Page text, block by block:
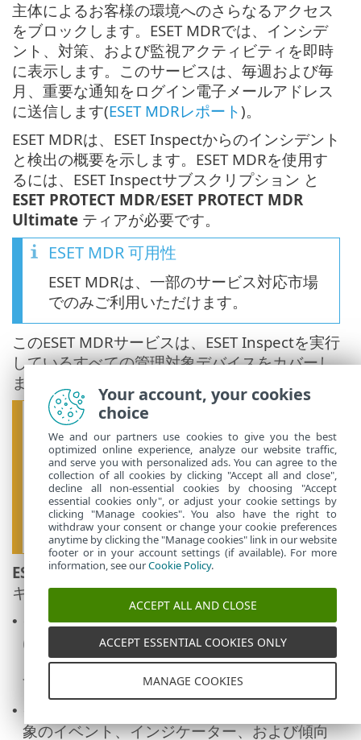
主体によるお客様の環境へのさらなるアクセス
をブロックします。ESET MDRでは、インシデ
ント、対策、および監視アクティビティを即時
に表示します。このサービスは、毎週および毎
月、重要な通知をログイン電子メールアドレス
に送信します(ESET MDRレポート)。
ESET MDRは、ESET Inspectからのインシデント
と検出の概要を示します。ESET MDRを使用す
るには、ESET Inspectサブスクリプション と
ESET PROTECT MDR/ESET PROTECT MDR
Ultimate ティアが必要です。
ESET MDR 可用性
ESET MDRは、一部のサービス対応市場
でのみご利用いただけます。
このESET MDRサービスは、ESET Inspectを実行
しているすべての管理対象デバイスをカバーし
ます。
ダッシュボードで
には、次の権限セットが必要です。
• ESET Inspectへのアクセス—読み取り
ESET InspectとESET PROTECTで、カスタ
マイズされた権限セットに基づいてタイ
ル内のデータを表示できます。
ESET MDRダッシュボードは、現在の顧客のセ
キュリティ状況に自動的に適応します。
•
インシデントが発生すると、ダッシュボード
はインシデントの解決に重点を置き、ネット
ワークで発生したことをハイライト表示しま
す。
•
象のイベント、インジケーター、および傾向
Your account, your cookies
choice
We and our partners use cookies to give you the best
optimized online experience, analyze our website traffic,
and serve you with personalized ads. You can agree to the
collection of all cookies by clicking "Accept all and close",
decline all non-essential cookies by choosing "Accept
essential cookies only", or adjust your cookie settings by
clicking "Manage cookies". You also have the right to
withdraw your consent or change your cookie preferences
anytime by clicking the "Manage cookies" link in our website
footer or in your account settings (if available). For more
information, see ourCookie Policy.
ACCEPT ALL AND CLOSE
ACCEPT ESSENTIAL COOKIES ONLY
MANAGE COOKIES